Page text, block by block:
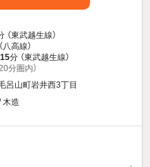
（東武越生線）
八高線）
15分 （東武越生線）
分圏内）
呂山町岩井西3丁目
木造